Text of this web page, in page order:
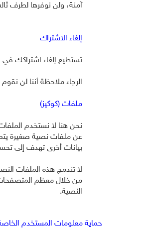
آمنة، ولن نوفرها لطرف
إلغاء الاشتراك
تستطيع إلغاء اشتراكك
الرجاء ملاحظة أننا لن
ملفات (كوكيز)
نحن هنا لا نستخدم
عن ملفات نصية صغيرة يتم
بيانات أخرى تهدف إلى
لا تندمج هذه الملفات
من خلال معظم المتصفحات
النصية.
حماية معلومات المستخدم